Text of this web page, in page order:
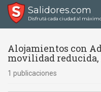
Salidores.com
Disfrutá cada ciudad al
Alojamientos con
movilidad reducida,
1 publicaciones